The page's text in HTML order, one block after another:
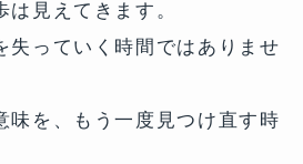
見えてきます。
失っていく時間ではありませ
味を、もう一度見つけ直す時